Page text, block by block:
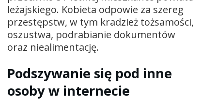
leżajskiego. Kobieta odpowie za szereg
przestępstw, w tym kradzież tożsamości,
oszustwa, podrabianie dokumentów
oraz niealimentację.
Podszywanie się pod inne
osoby w internecie